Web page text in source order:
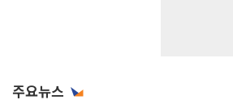
주요뉴스